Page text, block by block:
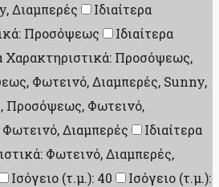
Διαμπερές
Ιδιαίτερα
Προσόψεως
Ιδιαίτερα
Χαρακτηριστικά: Προσόψεως,
Φωτεινό, Διαμπερές, Sunny,
Προσόψεως, Φωτεινό,
Φωτεινό, Διαμπερές
Ιδιαίτερα
Φωτεινό, Διαμπερές,
Ισόγειο (τ.μ.): 40
Ισόγειο (τ.μ.):